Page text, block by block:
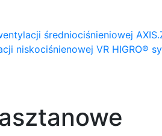
średniociśnieniowej
niskociśnienowej VR HIGRO®